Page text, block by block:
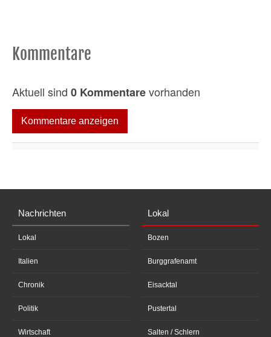
Kommentare
Aktuell sind 0 Kommentarevorhanden
Kommentare anzeigen
Nachrichten
Lokal
Italien
Chronik
Politik
Wirtschaft
Lokal
Bozen
Burggrafenamt
Eisacktal
Pustertal
Salten / Schlern